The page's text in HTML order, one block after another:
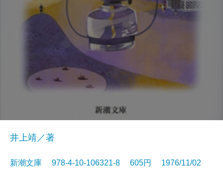
井上靖／著
新潮文庫 978-4-10-106321-8 605円 1976/11/02